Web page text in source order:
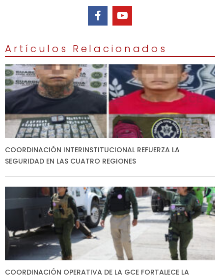
Artículos Relacionados
COORDINACIÓN INTERINSTITUCIONAL REFUERZA LA
SEGURIDAD EN LAS CUATRO REGIONES
COORDINACIÓN OPERATIVA DE LA GCE FORTALECE LA